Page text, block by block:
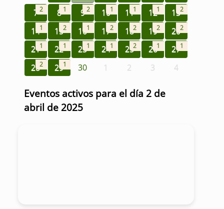
72 8 1 92 101 111 121 132
141 152 161 172 182 192 202
211 221 231 241 252 261 271
282 291 30 1 2 3 4
Eventos activos para el día 2 de
abril de 2025